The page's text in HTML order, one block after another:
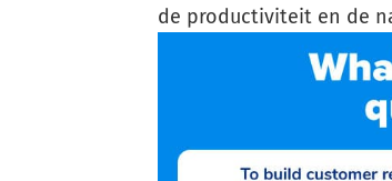
de productiviteit en de